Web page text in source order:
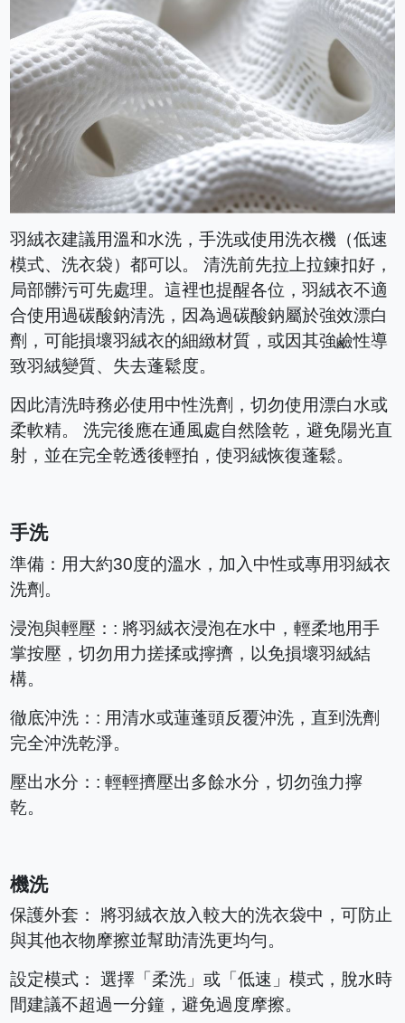
羽絨衣建議用溫和水洗，手洗或使用洗衣機（低速
模式、洗衣袋）都可以。 清洗前先拉上拉鍊扣好，
局部髒污可先處理。這裡也提醒各位，羽絨衣不適
合使用過碳酸鈉清洗，因為過碳酸鈉屬於強效漂白
劑，可能損壞羽絨衣的細緻材質，或因其強鹼性導
致羽絨變質、失去蓬鬆度。
因此清洗時務必使用中性洗劑，切勿使用漂白水或
柔軟精。 洗完後應在通風處自然陰乾，避免陽光直
射，並在完全乾透後輕拍，使羽絨恢復蓬鬆。
手洗
準備：用大約30度的溫水，加入中性或專用羽絨衣
洗劑。
浸泡與輕壓：: 將羽絨衣浸泡在水中，輕柔地用手
掌按壓，切勿用力搓揉或擰擠，以免損壞羽絨結
構。
徹底沖洗：: 用清水或蓮蓬頭反覆沖洗，直到洗劑
完全沖洗乾淨。
壓出水分：: 輕輕擠壓出多餘水分，切勿強力擰
乾。
機洗
保護外套： 將羽絨衣放入較大的洗衣袋中，可防止
與其他衣物摩擦並幫助清洗更均勻。
設定模式： 選擇「柔洗」或「低速」模式，脫水時
間建議不超過一分鐘，避免過度摩擦。